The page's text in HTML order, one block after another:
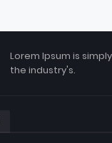
Lorem Ipsum is
the industry's.